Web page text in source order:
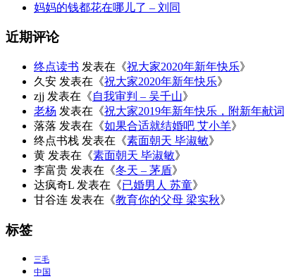
妈妈的钱都花在哪儿了 – 刘同
近期评论
终点读书 发表在《祝大家2020年新年快乐》
久安 发表在《祝大家2020年新年快乐》
zjj 发表在《自我审判 – 吴千山》
老杨 发表在《祝大家2019年新年快乐，附新年献词
落落 发表在《如果合适就结婚吧 艾小羊》
终点书栈 发表在《素面朝天 毕淑敏》
黄 发表在《素面朝天 毕淑敏》
李富贵 发表在《冬天 – 茅盾》
达疯奇L 发表在《已婚男人 苏童》
甘谷连 发表在《教育你的父母 梁实秋》
标签
三毛
中国